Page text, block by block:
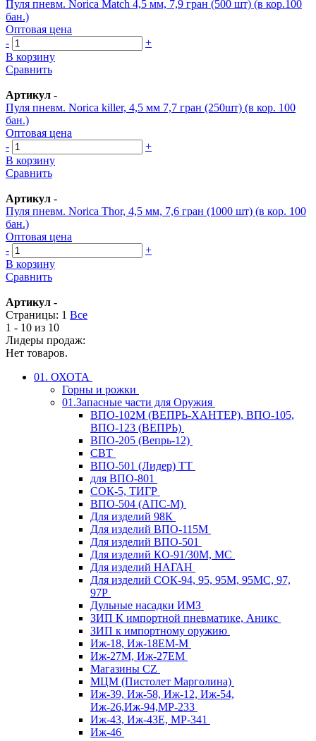
Пуля пневм. Norica Match 4,5 мм, 7,9 гран (500 шт) (в кор.100
бан.)
Оптовая цена
-
+
В корзину
Сравнить
Артикул -
Пуля пневм. Norica killer, 4,5 мм 7,7 гран (250шт) (в кор. 100
бан.)
Оптовая цена
-
+
В корзину
Сравнить
Артикул -
Пуля пневм. Norica Thor, 4,5 мм, 7,6 гран (1000 шт) (в кор. 100
бан.)
Оптовая цена
-
+
В корзину
Сравнить
Артикул -
Страницы: 1 Все
1 - 10 из 10
Лидеры продаж:
Нет товаров.
01. ОХОТА
Горны и рожки
01.Запасные части для Оружия
ВПО-102М (ВЕПРЬ-ХАНТЕР), ВПО-105,
ВПО-123 (ВЕПРЬ)
ВПО-205 (Вепрь-12)
СВТ
ВПО-501 (Лидер) ТТ
для ВПО-801
СОК-5, ТИГР
ВПО-504 (АПС-М)
Для изделий 98К
Для изделий ВПО-115М
Для изделий ВПО-501
Для изделий КО-91/30М, МС
Для изделий НАГАН
Для изделий СОК-94, 95, 95М, 95МС, 97,
97Р
Дульные насадки ИМЗ
ЗИП К импортной пневматике, Аникс
ЗИП к импортному оружию
Иж-18, Иж-18ЕМ-М
Иж-27М, Иж-27ЕМ
Магазины CZ
МЦМ (Пистолет Марголина)
Иж-39, Иж-58, Иж-12, Иж-54,
Иж-26,Иж-94,МР-233
Иж-43, Иж-43Е, МР-341
Иж-46